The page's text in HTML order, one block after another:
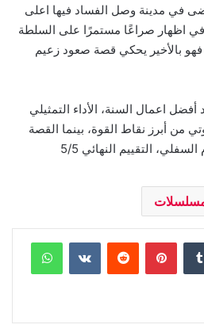
في مدينة وصل الفساد فيها اعلى
اظهار صراعًا مستمرًا على السلطة
بالأخير يحكي قصة صعود زعيم
اعمال السنة، الأداء التمثيلي
من أبرز نقاط القوة، بينما القصة
التقييم النهائي 5/5
بينتيريست